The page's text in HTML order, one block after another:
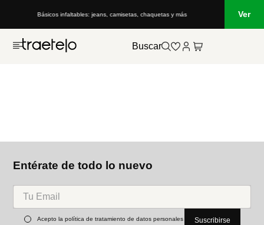
Básicos infaltables: jeans, camisetas, chaquetas y más Ver
Buscar
Entérate de todo lo nuevo
Acepto la política de tratamiento de datos personales Suscribirse